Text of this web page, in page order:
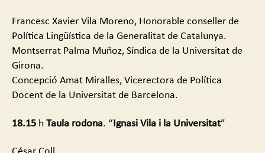
Francesc Xavier Vila Moreno, Honorable conseller de
Política Lingüística de la Generalitat de Catalunya.
Montserrat Palma Muñoz, Síndica de la Universitat de
Girona.
Concepció Amat Miralles, Vicerectora de Política
Docent de la Universitat de Barcelona.
18.15 h Taula rodona. “Ignasi Vila i la Universitat”